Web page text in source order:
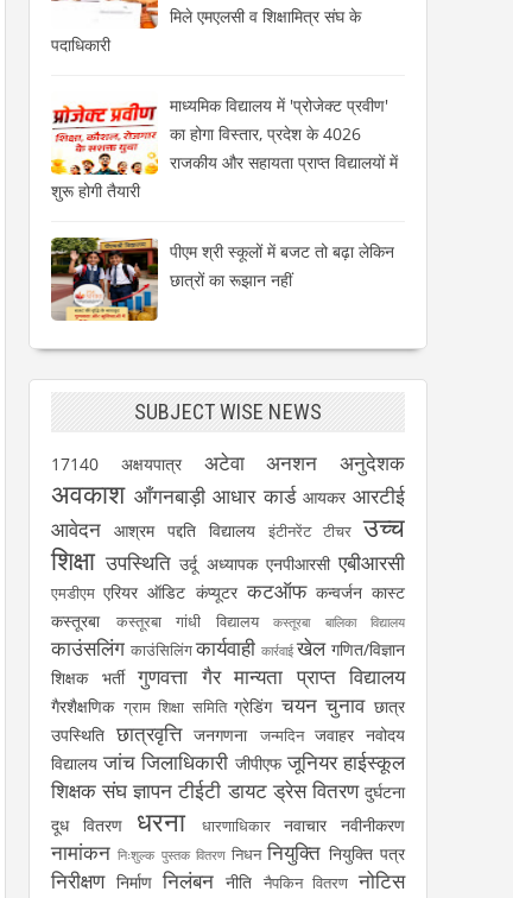
मिले एमएलसी व शिक्षामित्र संघ के
पदाधिकारी
माध्यमिक विद्यालय में 'प्रोजेक्ट प्रवीण'
का होगा विस्तार, प्रदेश के 4026
राजकीय और सहायता प्राप्त विद्यालयों में
शुरू होगी तैयारी
पीएम श्री स्कूलों में बजट तो बढ़ा लेकिन
छात्रों का रूझान नहीं
SUBJECT WISE NEWS
17140 अक्षयपात्र अटेवा अनशन अनुदेशक
अवकाश आँगनबाड़ी आधार कार्ड आयकर आरटीई
आवेदन आश्रम पद्दति विद्यालय इंटीनरेंट टीचर उच्च
शिक्षा उपस्थिति उर्दू अध्यापक एनपीआरसी एबीआरसी
एमडीएम एरियर ऑडिट कंप्यूटर कटऑफ कन्वर्जन कास्ट
कस्तूरबा
कस्तूरबा गांधी विद्यालय कस्तूरबा बालिका विद्यालय
काउंसलिंग काउंसिलिंग कार्यवाही कार्रवाई खेल गणित/विज्ञान
शिक्षक भर्ती
गुणवत्ता गैर मान्यता प्राप्त विद्यालय
गैरशैक्षणिक ग्राम शिक्षा समिति ग्रेडिंग चयन चुनाव छात्र
उपस्थिति छात्रवृत्ति जनगणना जन्मदिन जवाहर नवोदय
विद्यालय जांच जिलाधिकारी जीपीएफ जूनियर हाईस्कूल
शिक्षक संघ ज्ञापन टीईटी डायट ड्रेस वितरण दुर्घटना
दूध वितरण
धरना धारणाधिकार नवाचार नवीनीकरण
नामांकन निःशुल्क पुस्तक वितरण निधन नियुक्ति नियुक्ति पत्र
निरीक्षण निर्माण निलंबन नीति नैपकिन वितरण नोटिस